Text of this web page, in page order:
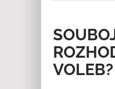
VOLEB?